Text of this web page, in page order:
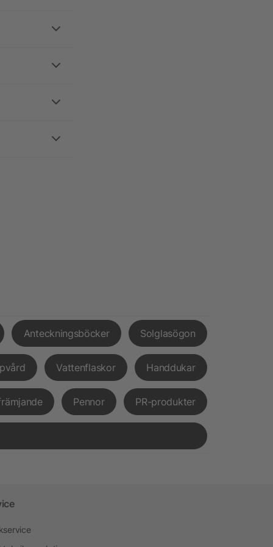
Anteckningsböcker Solglasögon
Vattenflaskor Handdukar
Pennor PR-produkter